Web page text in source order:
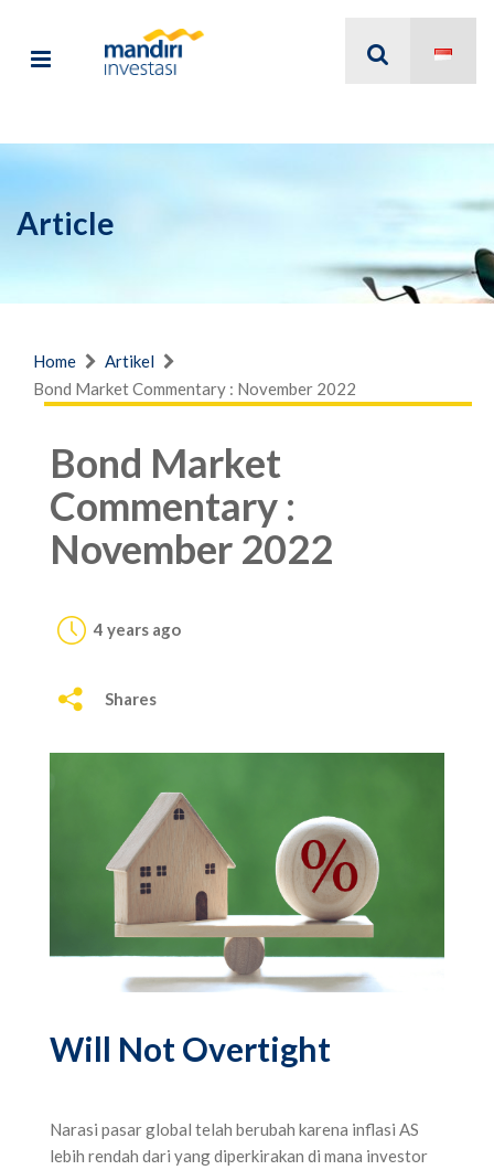
Article
Home
Artikel
Bond Market Commentary : November 2022
Bond Market
Commentary :
November 2022
4 years ago
Shares
Will Not Overtight
Narasi pasar global telah berubah karena inflasi AS
lebih rendah dari yang diperkirakan di mana investor